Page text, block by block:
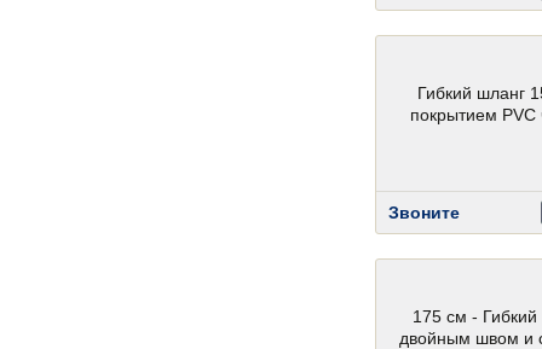
Гибкий шланг
покрытием
Звоните
175 см - Гибкий
двойным швом и